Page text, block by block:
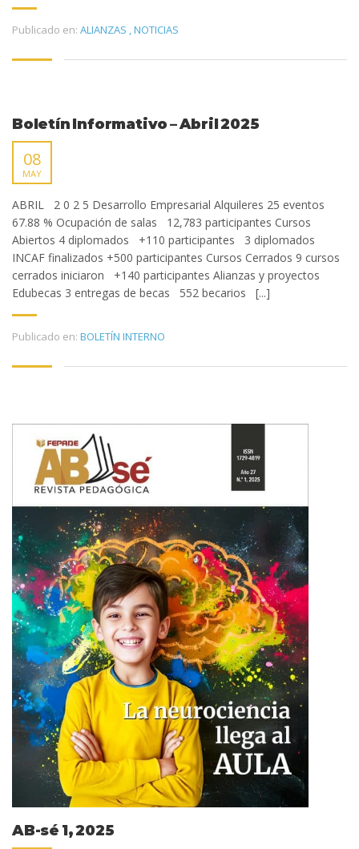
Publicado en: ALIANZAS ,NOTICIAS
Boletín Informativo – Abril 2025
08
MAY
ABRIL 2 0 2 5 Desarrollo Empresarial Alquileres 25 eventos
67.88 % Ocupación de salas 12,783 participantes Cursos
Abiertos 4 diplomados +110 participantes 3 diplomados
INCAF finalizados +500 participantes Cursos Cerrados 9 cursos
cerrados iniciaron +140 participantes Alianzas y proyectos
Edubecas 3 entregas de becas 552 becarios [...]
Publicado en: BOLETÍN INTERNO
AB-sé 1, 2025